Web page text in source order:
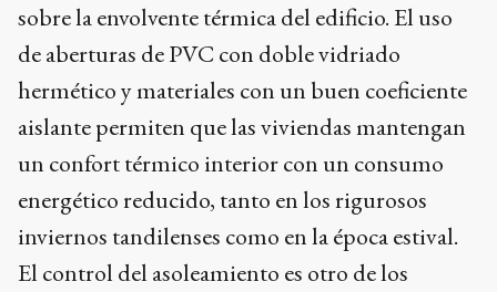
sobre la envolvente térmica del edificio. El uso
de aberturas de PVC con doble vidriado
hermético y materiales con un buen coeficiente
aislante permiten que las viviendas mantengan
un confort térmico interior con un consumo
energético reducido, tanto en los rigurosos
inviernos tandilenses como en la época estival.
El control del asoleamiento es otro de los